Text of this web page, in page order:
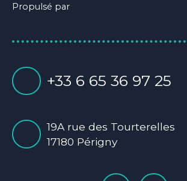
Propulsé par
+33 6 65 36 97 25
19A rue des Tourterelles
17180 Périgny